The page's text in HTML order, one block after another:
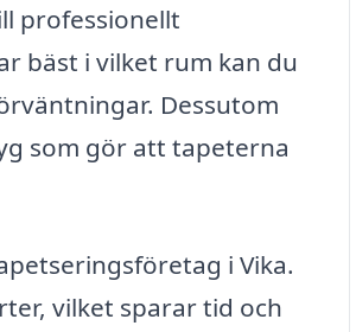
professionellt
bäst i vilket rum kan du
Dessutom
som gör att tapeterna
i Vika.
vilket sparar tid och